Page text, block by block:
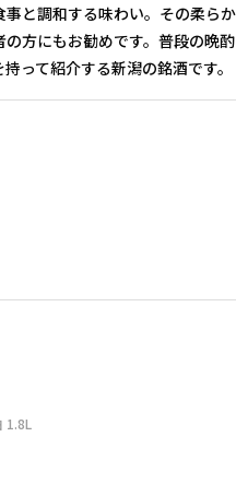
と調和する味わい。その柔らか
方にもお勧めです。普段の晩酌
って紹介する新潟の銘酒です。
1.8L